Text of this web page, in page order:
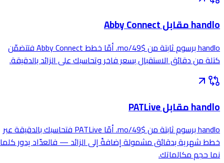
handlo مقابل Abby Connect
handlo برسوم ثابتة من $49/mo. أمّا خطط Abby Connect فتتضمّن
كتلة من دقائق الاستقبال بسعر فاخر وتحاسبك على الزائد بالدقيقة.
handlo مقابل PATLive
handlo برسوم ثابتة من $49/mo. أمّا PATLive فتحاسبك بالدقيقة عبر
خطط شهرية بدقائق مشمولة إضافةً إلى الزائد — فالعدّاد يدور كلما
نما حجم مكالماتك.